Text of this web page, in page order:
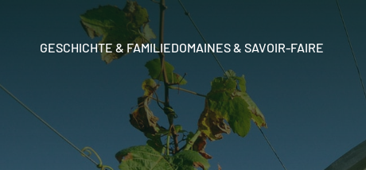
GESCHICHTE & FAMILIEDOMAINES & SAVOIR-FAIRE